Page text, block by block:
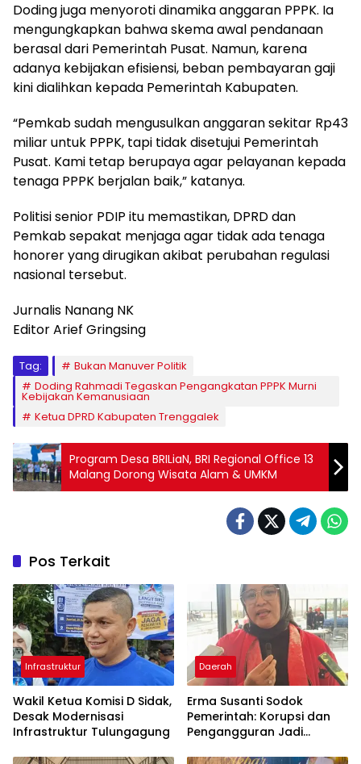
Doding juga menyoroti dinamika anggaran PPPK. Ia
mengungkapkan bahwa skema awal pendanaan
berasal dari Pemerintah Pusat. Namun, karena
adanya kebijakan efisiensi, beban pembayaran gaji
kini dialihkan kepada Pemerintah Kabupaten.
“Pemkab sudah mengusulkan anggaran sekitar Rp43
miliar untuk PPPK, tapi tidak disetujui Pemerintah
Pusat. Kami tetap berupaya agar pelayanan kepada
tenaga PPPK berjalan baik,” katanya.
Politisi senior PDIP itu memastikan, DPRD dan
Pemkab sepakat menjaga agar tidak ada tenaga
honorer yang dirugikan akibat perubahan regulasi
nasional tersebut.
Jurnalis Nanang NK
Editor Arief Gringsing
Tag:
Bukan Manuver Politik
Doding Rahmadi Tegaskan Pengangkatan PPPK Murni
Kebijakan Kemanusiaan
Ketua DPRD Kabupaten Trenggalek
Program Desa BRILiaN, BRI Regional Office 13
Malang Dorong Wisata Alam & UMKM
Pos Terkait
Infrastruktur
Wakil Ketua Komisi D Sidak,
Desak Modernisasi
Infrastruktur Tulungagung
Daerah
Erma Susanti Sodok
Pemerintah: Korupsi dan
Pengangguran Jadi